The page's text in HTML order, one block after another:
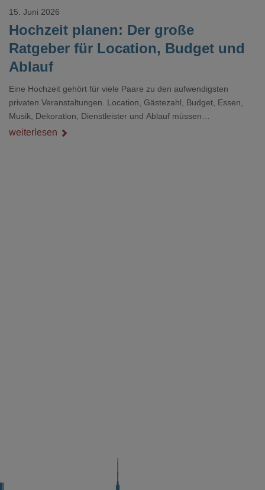
Hochzeit planen: Der große
Ratgeber für Location, Budget und
Ablauf
15. Juni 2026
Eine Hochzeit gehört für viele Paare zu den aufwendigsten
privaten Veranstaltungen. Location, Gästezahl, Budget, Essen,
Musik, Dekoration, Dienstleister und Ablauf müssen
zusammenpassen, damit der Tag gut organisiert ist und trotzdem
weiterlesen